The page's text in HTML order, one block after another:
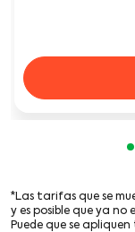
*Las tarifas que se
y es posible que ya no
Puede que se